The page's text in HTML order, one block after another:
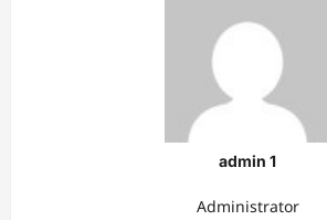
admin 1
Administrator